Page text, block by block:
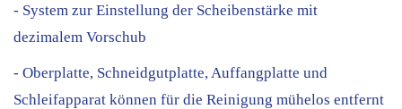
- System zur Einstellung der Scheibenstärke mit
dezimalem Vorschub
- Oberplatte, Schneidgutplatte, Auffangplatte und
Schleifapparat können für die Reinigung mühelos entfernt